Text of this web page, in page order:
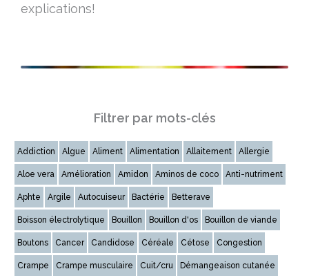
explications!
Filtrer par mots-clés
Addiction Algue Aliment Alimentation Allaitement Allergie
Aloe vera Amélioration Amidon Aminos de coco Anti-nutriment
Aphte Argile Autocuiseur Bactérie Betterave
Boisson électrolytique Bouillon Bouillon d'os Bouillon de viande
Boutons Cancer Candidose Céréale Cétose Congestion
Crampe Crampe musculaire Cuit/cru Démangeaison cutanée